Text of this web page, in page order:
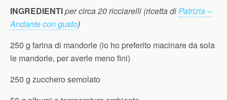
INGREDIENTIper circa 20 ricciarelli (ricetta diPatrizia –
Andante con gusto)
250 g farina di mandorle (io ho preferito macinare da sola
le mandorle, per averle meno fini)
250 g zucchero semolato